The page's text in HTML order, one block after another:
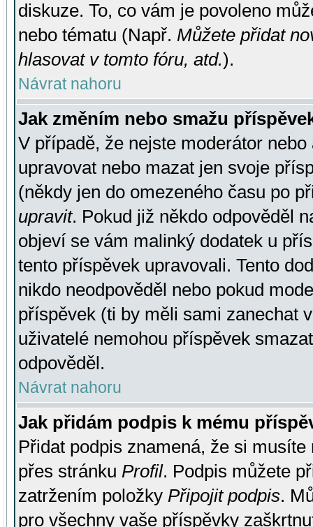
diskuze. To, co vám je povoleno
nebo tématu (Např. Můžete přidat
hlasovat v tomto fóru, atd.).
Návrat nahoru
Jak změním nebo smažu
V případě, že nejste moderátor
upravovat nebo mazat jen svoje
(někdy jen do omezeného času po
upravit. Pokud již někdo odpověděl
objeví se vám malinký dodatek u
tento příspěvek upravovali. Tento
nikdo neodpověděl nebo pokud
příspěvek (ti by měli sami zanechat
uživatelé nemohou příspěvek
odpověděl.
Návrat nahoru
Jak přidám podpis k mému
Přidat podpis znamená, že si
přes stránku Profil. Podpis můžete
zatržením položky Připojit podpis.
pro všechny vaše příspěvky